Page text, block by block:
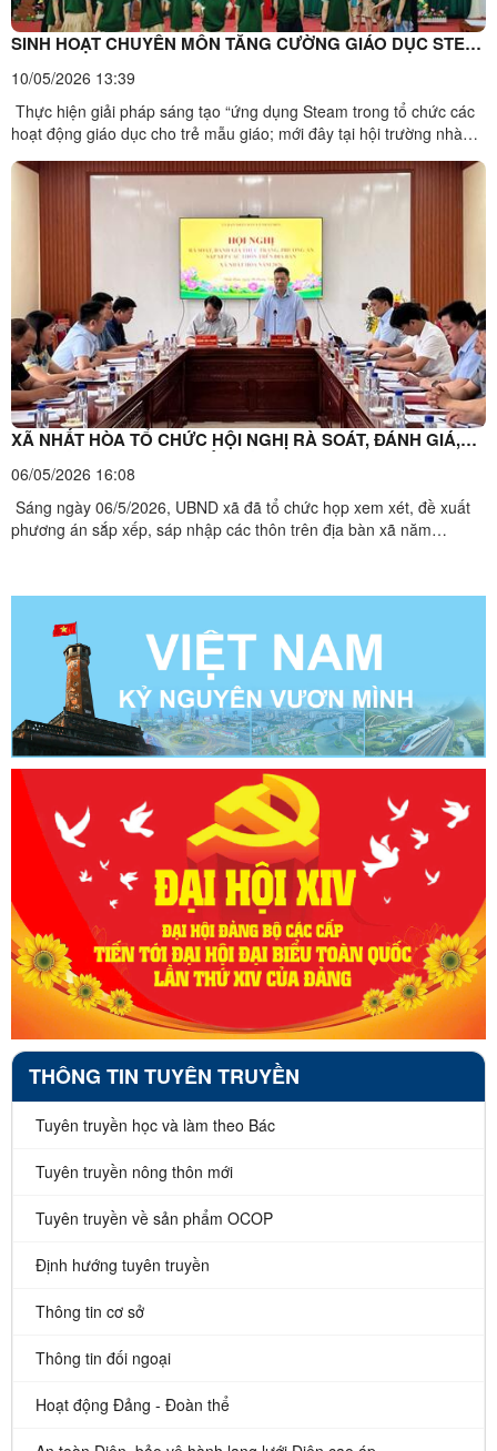
SINH HOẠT CHUYÊN MÔN TĂNG CƯỜNG GIÁO DỤC STEM
TRONG CHƯƠNG TRÌNH GIÁO DỤC MẦM NON; BỒI
DƯỠNG THỰC HIỆN CHỮ KÝ SỐ
10/05/2026 13:39
Thực hiện giải pháp sáng tạo “ứng dụng Steam trong tổ chức các
hoạt động giáo dục cho trẻ mẫu giáo; mới đây tại hội trường nhà
Thành, tổ chức sinh hoạt chuyên môn lần thứ 2 năm học 2025 -
2026. Với mục đích tăng cường trao đổi, chia sẻ ...
XÃ NHẤT HÒA TỔ CHỨC HỘI NGHỊ RÀ SOÁT, ĐÁNH GIÁ,
ĐỀ XUẤT PHƯƠNG ÁN SẮP XẾP THÔN TRÊN ĐỊA BÀN XÃ
06/05/2026 16:08
Sáng ngày 06/5/2026, UBND xã đã tổ chức họp xem xét, đề xuất
phương án sắp xếp, sáp nhập các thôn trên địa bàn xã năm
Đảng ủy xã, đồng chí Dương Hữu Phong, Phó Bí thư Đảng ủy, ...
THÔNG TIN TUYÊN TRUYỀN
Tuyên truyền học và làm theo Bác
Tuyên truyền nông thôn mới
Tuyên truyền về sản phẩm OCOP
Định hướng tuyên truyền
Thông tin cơ sở
Thông tin đối ngoại
Hoạt động Đảng - Đoàn thể